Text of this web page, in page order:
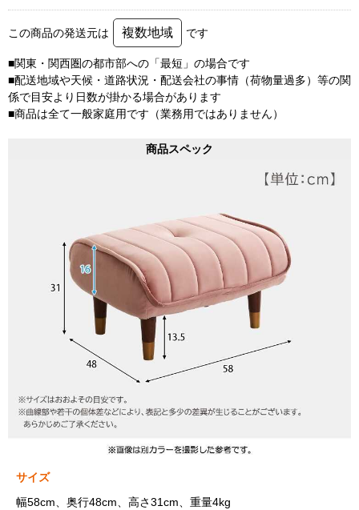
この商品の発送元は 複数地域 です
■関東・関西圏の都市部への「最短」の場合です
■配送地域や天候・道路状況・配送会社の事情（荷物量過多）等の関
係で目安より日数が掛かる場合があります
■商品は全て一般家庭用です（業務用ではありません）
商品スペック
サイズ
幅58cm、奥行48cm、高さ31cm、重量4kg